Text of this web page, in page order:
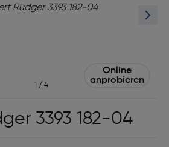
1 / 4
Online
anprobieren
3393 182-04